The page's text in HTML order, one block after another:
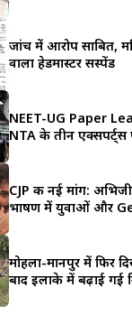
जांच में आरोप साबित,
वाला हेडमास्टर सस्पेंड
NEET-UG Paper
NTA के तीन
CJP की नई मांग:
भाषण में युवाओं और
मोहला-मानपुर में फिर
बाद इलाके में बढ़ाई गई